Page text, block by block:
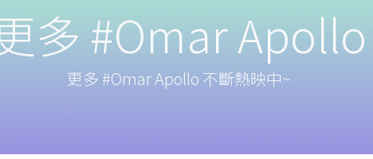
多 #Omar Apollo
更多 #Omar Apollo 不斷熱映中~